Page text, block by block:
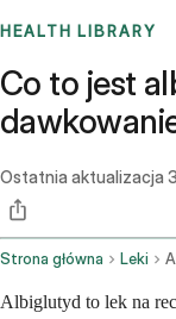
HEALTH LIBRARY
Co to jest
Ostatnia aktualizacja
Strona główna Leki
Albiglutyd to lek na